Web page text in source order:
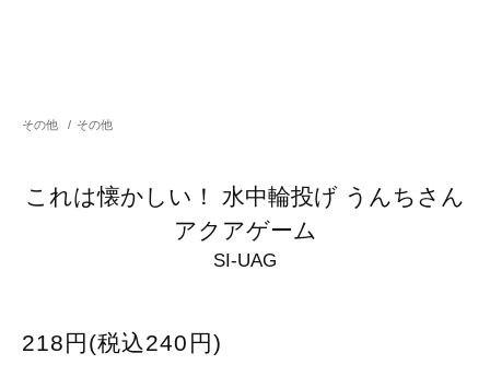
その他 / その他
これは懐かしい！ 水中輪投げ うんちさん
アクアゲーム
SI-UAG
218円(税込240円)